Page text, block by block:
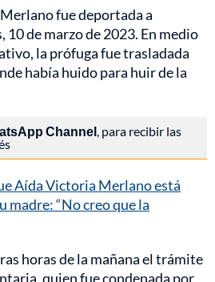
fue deportada a
de marzo de 2023. En medio
la prófuga fue trasladada
había huido para huir de la
Channel , para recibir las
Aída Victoria Merlano está
madre: “No creo que la
horas de la mañana el trámite
quien fue condenada por